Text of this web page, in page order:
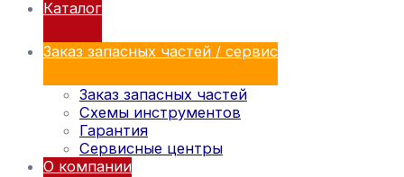
Каталог
Заказ запасных частей / сервис
Заказ запасных частей
Схемы инструментов
Гарантия
Сервисные центры
О компании